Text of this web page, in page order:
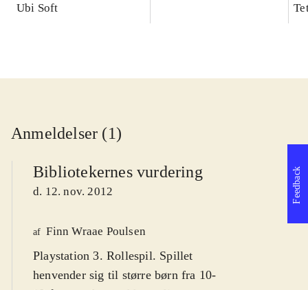
Ubi Soft
Anmeldelser (1)
Bibliotekernes vurdering
d. 12. nov. 2012
af Finn Wraae Poulsen
Playstation 3. Rollespil. Spillet
henvender sig til større børn fra 10-
Feedback